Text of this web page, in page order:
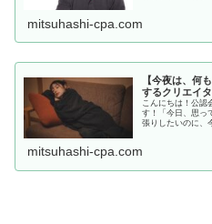
mitsuhashi-cpa.com
【今夜は、何
するクリエイ
こんにちは！公認
す！「今日、思っ
張りしたいのに、
mitsuhashi-cpa.com